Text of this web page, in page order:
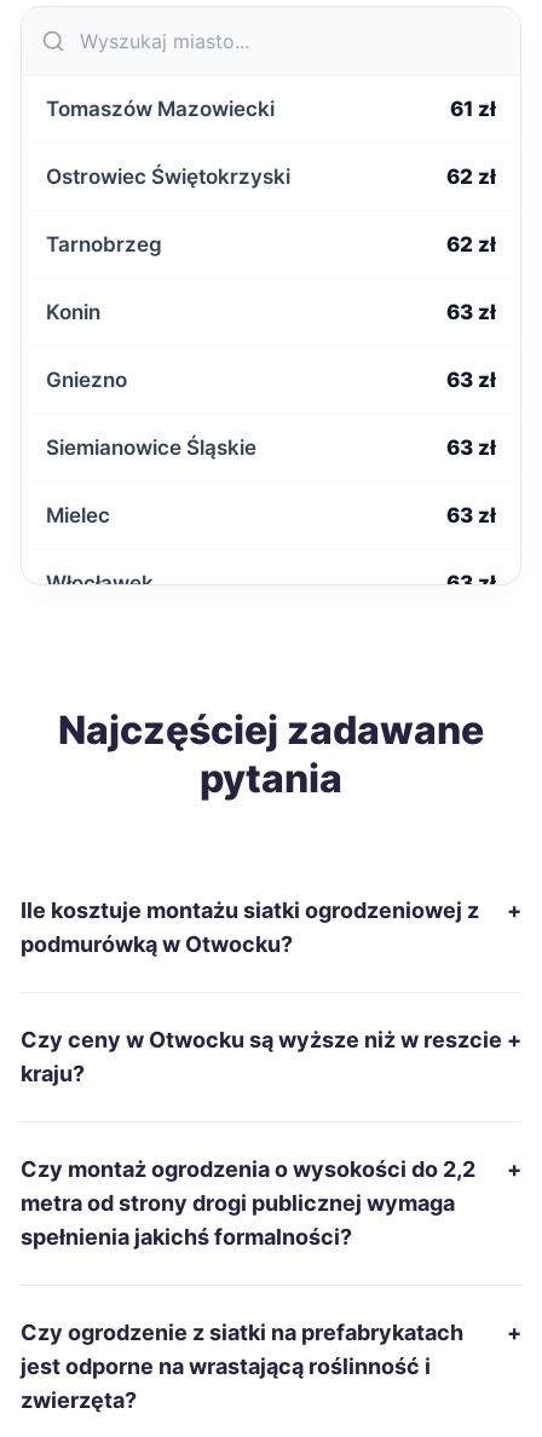
Tomaszów Mazowiecki 61 zł
Ostrowiec Świętokrzyski 62 zł
Tarnobrzeg 62 zł
Konin 63 zł
Gniezno 63 zł
Siemianowice Śląskie 63 zł
Mielec 63 zł
Włocławek 63 zł
Krosno 63 zł
Piła 64 zł
Grudziądz
Radomsko 64 zł
Rzeszów 65 zł
Dąbrowa Górnicza
Najczęściej zadawane
pytania
Ile kosztuje montażu siatki ogrodzeniowej z
podmurówką w Otwocku?
+
Czy ceny w Otwocku są wyższe niż w reszcie
kraju?
+
Czy montaż ogrodzenia o wysokości do 2,2
metra od strony drogi publicznej wymaga
spełnienia jakichś formalności?
+
Czy ogrodzenie z siatki na prefabrykatach
jest odporne na wrastającą roślinność i
zwierzęta?
+